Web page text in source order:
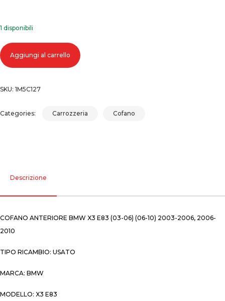
1 disponibili
Cofano anteriore bmw x3 e83 (03-06) (06-10) 2003-2006, 2006-2010
quantità
Aggiungi al carrello
SKU: 1M5C127
Categories: Carrozzeria Cofano
Descrizione
COFANO ANTERIORE BMW X3 E83 (03-06) (06-10) 2003-2006, 2006-
2010
TIPO RICAMBIO: USATO
MARCA: BMW
MODELLO: X3 E83